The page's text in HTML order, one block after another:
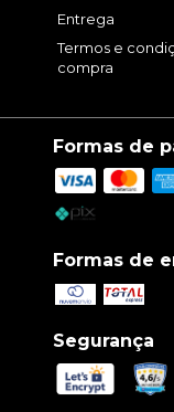
Entrega
Termos e
compra
Formas de
Formas de
Segurança